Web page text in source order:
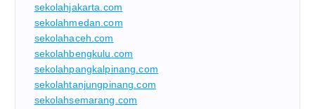
sekolahjakarta.com
sekolahmedan.com
sekolahaceh.com
sekolahbengkulu.com
sekolahpangkalpinang.com
sekolahtanjungpinang.com
sekolahsemarang.com